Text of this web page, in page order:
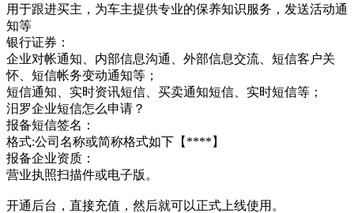
用于跟进买主，为车主提供专业的保养知识服务，发送活动通
知等
银行证券：
企业对帐通知、内部信息沟通、外部信息交流、短信客户关
怀、短信帐务变动通知等；
短信通知、实时资讯短信、买卖通知短信、实时短信等；
汨罗企业短信怎么申请？
报备短信签名：
格式:公司名称或简称格式如下【****】
报备企业资质：
营业执照扫描件或电子版。
开通后台，直接充值，然后就可以正式上线使用。